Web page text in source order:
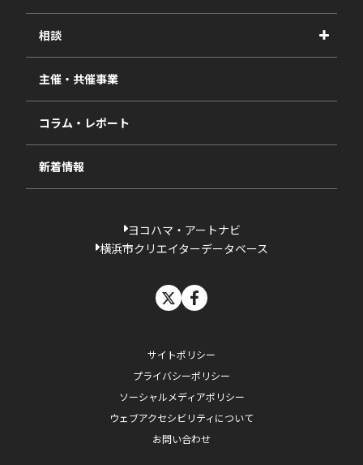
2026年度
2025年度
2024年度
2023年度
過去の採択一覧
相談
視察・ヒアリング・研究
相談依頼フォーム
主催・共催事業
コラム・レポート
新着情報
ヨコハマ・アートナビ
横浜市クリエイターデータベース
サイトポリシー
プライバシーポリシー
ソーシャルメディアポリシー
ウェブアクセシビリティについて
お問い合わせ